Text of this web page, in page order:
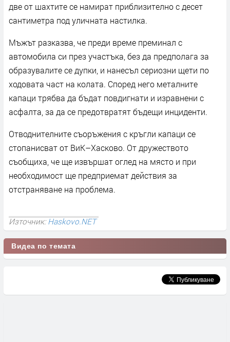
две от шахтите се намират приблизително с десет
сантиметра под уличната настилка.
Мъжът разказва, че преди време преминал с
автомобила си през участъка, без да предполага за
образувалите се дупки, и нанесъл сериозни щети по
ходовата част на колата. Според него металните
капаци трябва да бъдат повдигнати и изравнени с
асфалта, за да се предотвратят бъдещи инциденти.
Отводнителните съоръжения с кръгли капаци се
стопанисват от ВиК–Хасково. От дружеството
съобщиха, че ще извършат оглед на място и при
необходимост ще предприемат действия за
отстраняване на проблема.
Източник:Haskovo.NET
Видеа по темата